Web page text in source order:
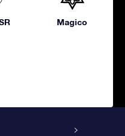
Magico